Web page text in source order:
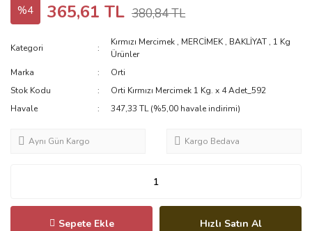
%4 365,61 TL 380,84 TL
Kategori
Kırmızı Mercimek , MERCİMEK , BAKLİYAT , 1 Kg
Ürünler
Marka
Orti
Stok Kodu
Orti Kırmızı Mercimek 1 Kg. x 4 Adet_592
Havale
347,33 TL (%5,00 havale indirimi)
Aynı Gün Kargo Kargo Bedava
Sepete Ekle Hızlı Satın Al